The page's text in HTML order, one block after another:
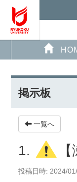
掲示板
一覧へ
1.
投稿日時: 2024/